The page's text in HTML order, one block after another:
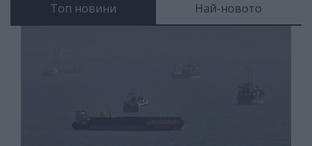
Топ новини Най-новото